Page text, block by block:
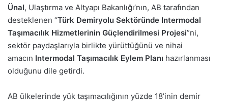
Ünal, Ulaştırma ve Altyapı Bakanlığı’nın, AB tarafından
desteklenen “Türk Demiryolu Sektöründe Intermodal
Taşımacılık Hizmetlerinin Güçlendirilmesi Projesi”ni,
sektör paydaşlarıyla birlikte yürüttüğünü ve nihai
amacın Intermodal Taşımacılık Eylem Planı hazırlanması
olduğunu dile getirdi.
AB ülkelerinde yük taşımacılığının yüzde 18’inin demir